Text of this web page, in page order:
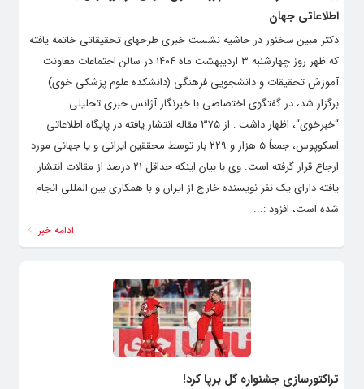
اطلاعاتی جهان
دکتر مبین سخنور در حاشیه نشست خبری طرحهای تحقیقاتی خاتمه یافته
که ظهر روز چهارشنبه ۳ اردیبهشت ماه ۱۴۰۴ در سالن اجتماعات معاونت
آموزش تحقیقات و دانشجویی فرهنگی (دانشکده علوم پزشکی خوی)
برگزار شد، در گفتگوی اختصاصی با خبرنگار آژانس خبری تحلیلی
“خبرخوی“، اظهار داشت : از ۳۷۵ مقاله انتشار یافته در پایگاه اطلاعاتی
اسکوپوس، جمعاً ۵ هزار و ۲۲۹ بار توسط محققین ایرانی و یا جهانی مورد
ارجاع قرار گرفته است. وی با بیان اینکه حداقل ۲۱ درصد از مقالات انتشار
یافته دارای یک نفر نویسنده خارج از ایران و با همکاری بین المللی انجام
شده است، افزود :...
ادامه خبر
تراکتورسازی جشنواره گل برپا کرد!